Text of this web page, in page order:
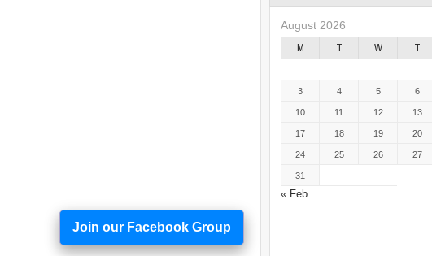
Join our Facebook Group
August 2026
M T W T
« Feb
3 4 5 6
10 11 12 13
17 18 19 20
24 25 26 27
31